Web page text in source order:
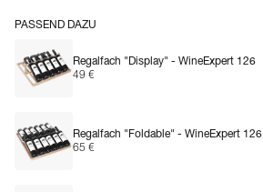
PASSEND DAZU
Regalfach "Display" - WineExpert 126
49 €
Regalfach "Foldable" - WineExpert 126
65 €